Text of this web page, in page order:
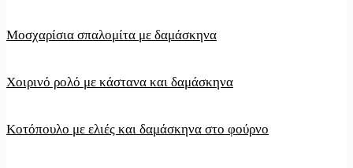
Μοσχαρίσια σπαλομίτα με δαμάσκηνα
Χοιρινό ρολό με κάστανα και δαμάσκηνα
Κοτόπουλο με ελιές και δαμάσκηνα στο φούρνο